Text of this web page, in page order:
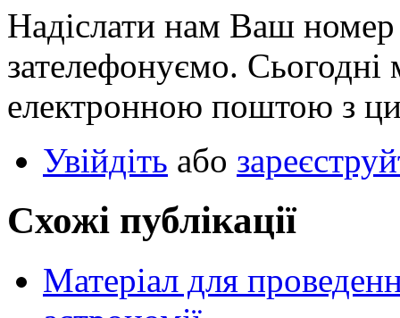
Надіслати нам Ваш
зателефонуємо.
електронною поштою з
Увійдіть або
Схожі публікації
Матеріал для